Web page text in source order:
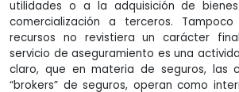
utilidades o a la adquisición de
comercialización a terceros.
recursos no revistiera un carácter
servicio de aseguramiento es una
claro, que en materia de seguros, las
“brokers” de seguros, operan como